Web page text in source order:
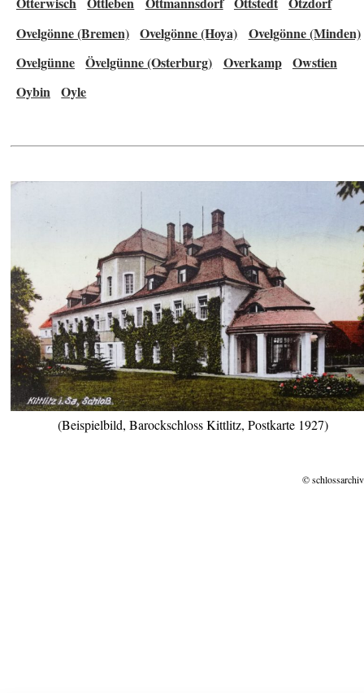
Ovelgönne (Bremen) Ovelgönne (Hoya)
Ovelgönne (Minden)
Ovelgünne Övelgünne (Osterburg) Overkamp Owstien
Oybin Oyle
(Beispielbild, Barockschloss Kittlitz, Postkarte 1927)
©